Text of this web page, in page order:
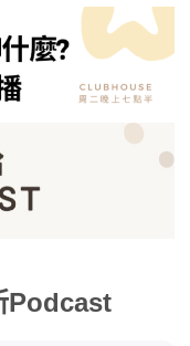
Podcast